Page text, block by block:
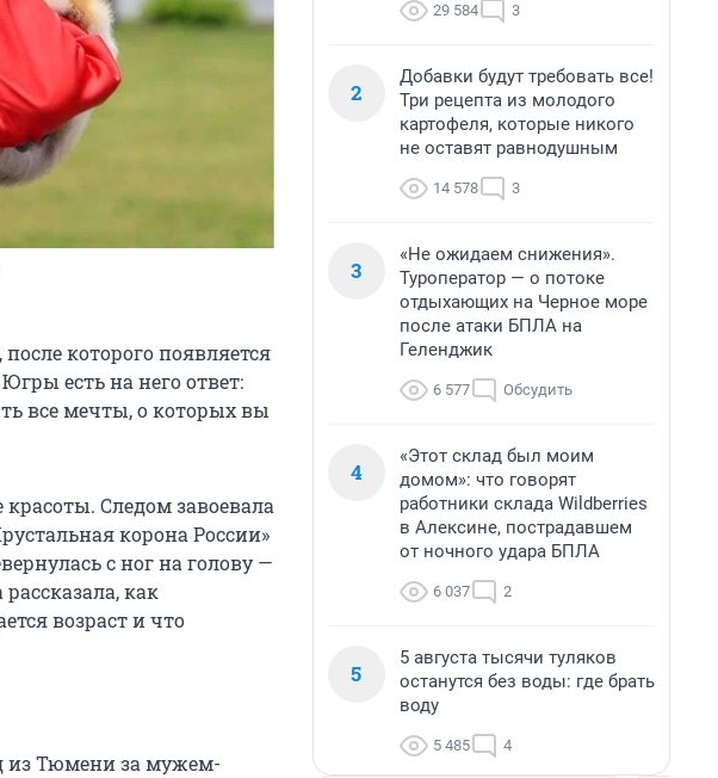
которого появляется
есть на него ответ:
все мечты, о которых вы
Следом завоевала
корона России»
с ног на голову —
как
возраст и что
из Тюмени за мужем-
29 584 3
2
Добавки будут требовать все!
Три рецепта из молодого
картофеля, которые никого
не оставят равнодушным
14 578 3
3
«Не ожидаем снижения».
Туроператор — о потоке
отдыхающих на Черное море
после атаки БПЛА на
Геленджик
6 577 Обсудить
4
«Этот склад был моим
домом»: что говорят
работники склада Wildberries
в Алексине, пострадавшем
от ночного удара БПЛА
6 037 2
5
5 августа тысячи туляков
останутся без воды: где брать
воду
5 485 4